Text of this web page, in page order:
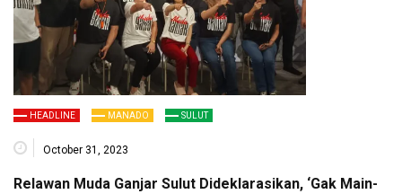
HEADLINE MANADO SULUT
October 31, 2023
Relawan Muda Ganjar Sulut Dideklarasikan, ‘Gak Main-